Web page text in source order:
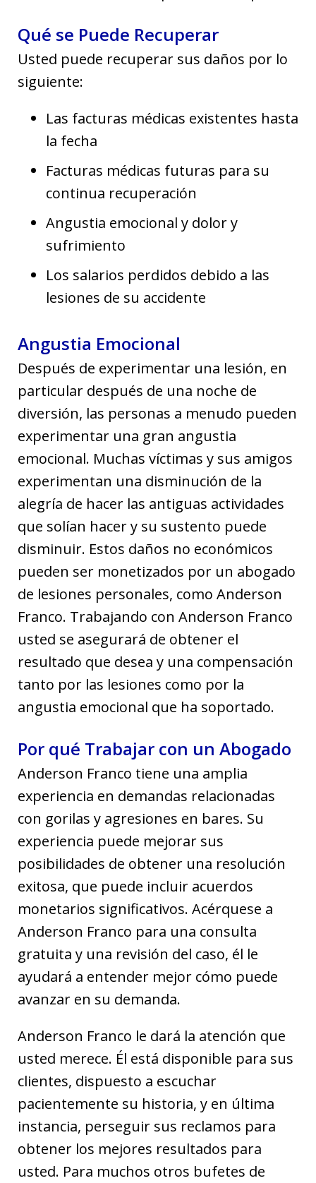
Qué se Puede Recuperar
Usted puede recuperar sus daños por lo
siguiente:
Las facturas médicas existentes hasta
la fecha
Facturas médicas futuras para su
continua recuperación
Angustia emocional y dolor y
sufrimiento
Los salarios perdidos debido a las
lesiones de su accidente
Angustia Emocional
Después de experimentar una lesión, en
particular después de una noche de
diversión, las personas a menudo pueden
experimentar una gran angustia
emocional. Muchas víctimas y sus amigos
experimentan una disminución de la
alegría de hacer las antiguas actividades
que solían hacer y su sustento puede
disminuir. Estos daños no económicos
pueden ser monetizados por un abogado
de lesiones personales, como Anderson
Franco. Trabajando con Anderson Franco
usted se asegurará de obtener el
resultado que desea y una compensación
tanto por las lesiones como por la
angustia emocional que ha soportado.
Por qué Trabajar con un Abogado
Anderson Franco tiene una amplia
experiencia en demandas relacionadas
con gorilas y agresiones en bares. Su
experiencia puede mejorar sus
posibilidades de obtener una resolución
exitosa, que puede incluir acuerdos
monetarios significativos. Acérquese a
Anderson Franco para una consulta
gratuita y una revisión del caso, él le
ayudará a entender mejor cómo puede
avanzar en su demanda.
Anderson Franco le dará la atención que
usted merece. Él está disponible para sus
clientes, dispuesto a escuchar
pacientemente su historia, y en última
instancia, perseguir sus reclamos para
obtener los mejores resultados para
usted. Para muchos otros bufetes de